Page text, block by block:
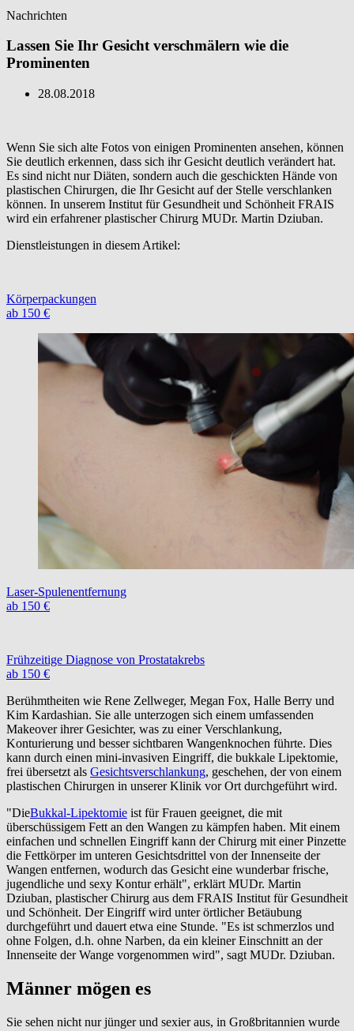
Nachrichten
Lassen Sie Ihr Gesicht verschmälern wie die
Prominenten
28.08.2018
Wenn Sie sich alte Fotos von einigen Prominenten ansehen, können
Sie deutlich erkennen, dass sich ihr Gesicht deutlich verändert hat.
Es sind nicht nur Diäten, sondern auch die geschickten Hände von
plastischen Chirurgen, die Ihr Gesicht auf der Stelle verschlanken
können. In unserem Institut für Gesundheit und Schönheit FRAIS
wird ein erfahrener plastischer Chirurg MUDr. Martin Dziuban.
Dienstleistungen in diesem Artikel:
Körperpackungen
ab 150 €
Laser-Spulenentfernung
ab 150 €
Frühzeitige Diagnose von Prostatakrebs
ab 150 €
Berühmtheiten wie Rene Zellweger, Megan Fox, Halle Berry und
Kim Kardashian. Sie alle unterzogen sich einem umfassenden
Makeover ihrer Gesichter, was zu einer Verschlankung,
Konturierung und besser sichtbaren Wangenknochen führte. Dies
kann durch einen mini-invasiven Eingriff, die bukkale Lipektomie,
frei übersetzt als Gesichtsverschlankung, geschehen, der von einem
plastischen Chirurgen in unserer Klinik vor Ort durchgeführt wird.
"DieBukkal-Lipektomie ist für Frauen geeignet, die mit
überschüssigem Fett an den Wangen zu kämpfen haben. Mit einem
einfachen und schnellen Eingriff kann der Chirurg mit einer Pinzette
die Fettkörper im unteren Gesichtsdrittel von der Innenseite der
Wangen entfernen, wodurch das Gesicht eine wunderbar frische,
jugendliche und sexy Kontur erhält", erklärt MUDr. Martin
Dziuban, plastischer Chirurg aus dem FRAIS Institut für Gesundheit
und Schönheit. Der Eingriff wird unter örtlicher Betäubung
durchgeführt und dauert etwa eine Stunde. "Es ist schmerzlos und
ohne Folgen, d.h. ohne Narben, da ein kleiner Einschnitt an der
Innenseite der Wange vorgenommen wird", sagt MUDr. Dziuban.
Männer mögen es
Sie sehen nicht nur jünger und sexier aus, in Großbritannien wurde